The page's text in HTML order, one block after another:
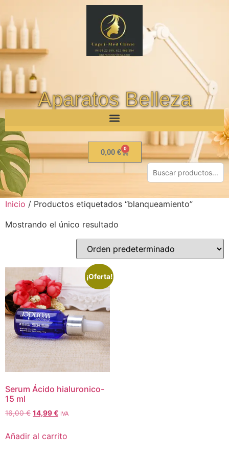
Aparatos Belleza
0,00 € 0
Inicio / Productos etiquetados “blanqueamiento”
Mostrando el único resultado
¡Oferta!
Serum Ácido hialuronico-
15 ml
16,00€ 14,99€ IVA
Añadir al carrito